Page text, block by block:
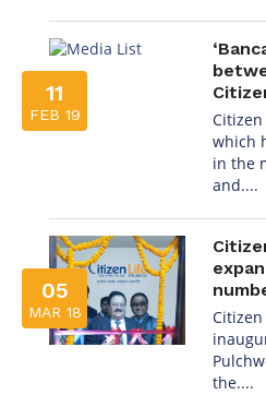
11
FEB 19
which
in the
and....
05
MAR 18
the....